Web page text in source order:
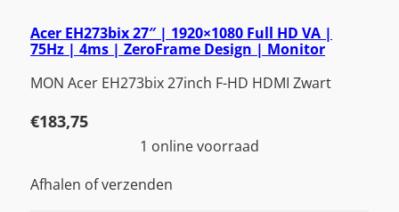
Acer EH273bix 27″ | 1920×1080 Full HD VA |
75Hz | 4ms | ZeroFrame Design | Monitor
MON Acer EH273bix 27inch F-HD HDMI Zwart
€183,75
1 online voorraad
Afhalen of verzenden